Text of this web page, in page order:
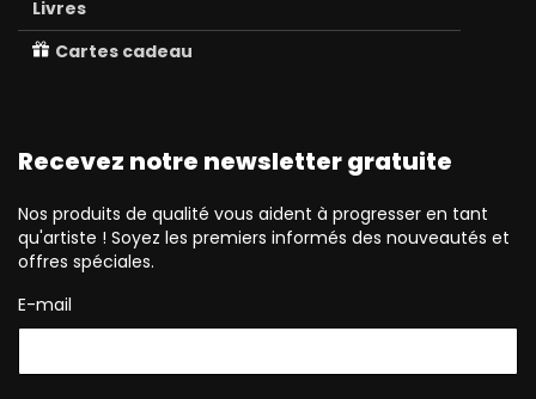
Livres
Cartes cadeau
Recevez notre newsletter gratuite
Nos produits de qualité vous aident à progresser en tant
qu'artiste ! Soyez les premiers informés des nouveautés et
offres spéciales.
E-mail